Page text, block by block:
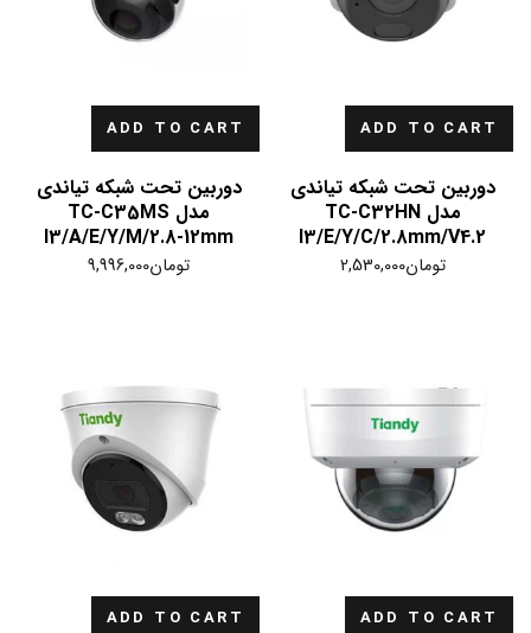
ADD TO CART
دوربین تحت شبکه تیاندی
مدل TC-C32HN
I3/E/Y/C/2.8mm/V4.2
تومان2,530,000
ADD TO CART
دوربین تحت شبکه تیاندی
مدل TC-C35MS
I3/A/E/Y/M/2.8-12mm
تومان9,996,000
ADD TO CART
ADD TO CART